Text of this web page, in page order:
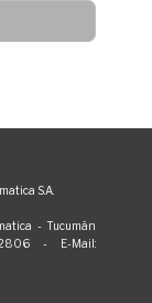
S.A.
- Tucumán
- E-Mail: